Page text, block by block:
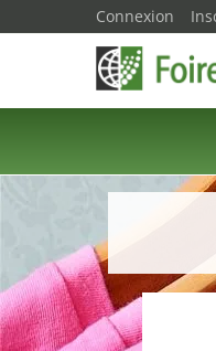
Connexion